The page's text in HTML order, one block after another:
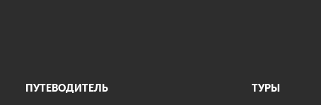
ПУТЕВОДИТЕЛЬ ТУРЫ